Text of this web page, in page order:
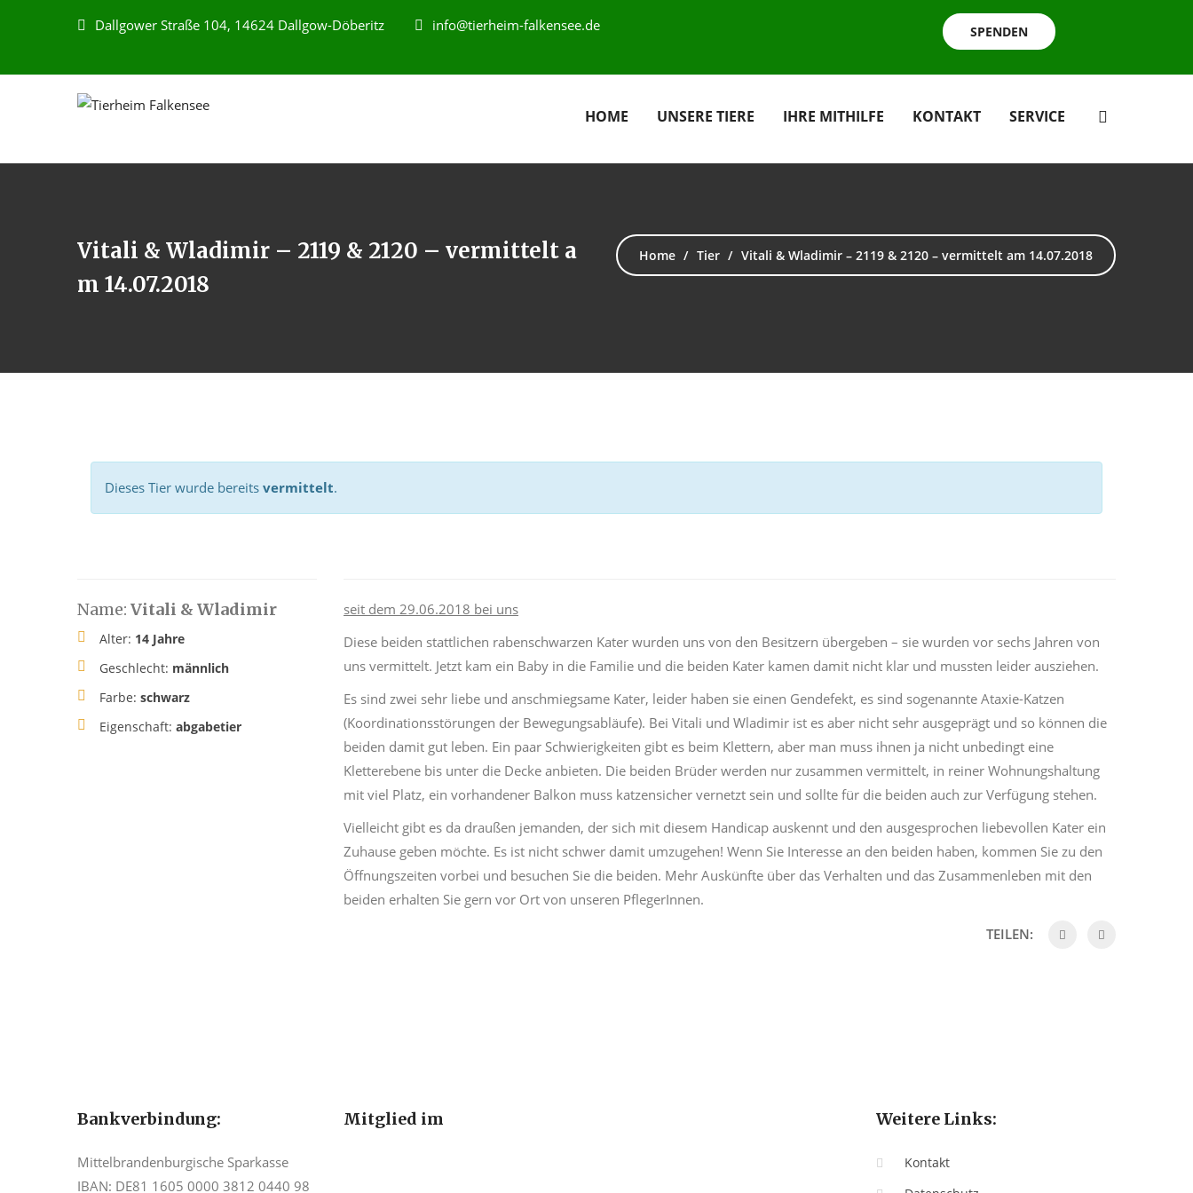
Dallgower Straße 104, 14624 Dallgow-Döberitz info@tierheim-falkensee.de SPENDEN
HOME UNSERE TIERE IHRE MITHILFE KONTAKT SERVICE
Vitali & Wladimir – 2119 & 2120 – vermittelt a
m 14.07.2018
Home Tier Vitali & Wladimir – 2119 & 2120 – vermittelt am 14.07.2018
Dieses Tier wurde bereits vermittelt.
Name: Vitali & Wladimir
Alter: 14 Jahre
Geschlecht: männlich
Farbe: schwarz
Eigenschaft: abgabetier
seit dem 29.06.2018 bei uns
Diese beiden stattlichen rabenschwarzen Kater wurden uns von den Besitzern übergeben – sie wurden vor sechs Jahren von
uns vermittelt. Jetzt kam ein Baby in die Familie und die beiden Kater kamen damit nicht klar und mussten leider ausziehen.
Es sind zwei sehr liebe und anschmiegsame Kater, leider haben sie einen Gendefekt, es sind sogenannte Ataxie-Katzen
(Koordinationsstörungen der Bewegungsabläufe). Bei Vitali und Wladimir ist es aber nicht sehr ausgeprägt und so können die
beiden damit gut leben. Ein paar Schwierigkeiten gibt es beim Klettern, aber man muss ihnen ja nicht unbedingt eine
Kletterebene bis unter die Decke anbieten. Die beiden Brüder werden nur zusammen vermittelt, in reiner Wohnungshaltung
mit viel Platz, ein vorhandener Balkon muss katzensicher vernetzt sein und sollte für die beiden auch zur Verfügung stehen.
Vielleicht gibt es da draußen jemanden, der sich mit diesem Handicap auskennt und den ausgesprochen liebevollen Kater ein
Zuhause geben möchte. Es ist nicht schwer damit umzugehen! Wenn Sie Interesse an den beiden haben, kommen Sie zu den
Öffnungszeiten vorbei und besuchen Sie die beiden. Mehr Auskünfte über das Verhalten und das Zusammenleben mit den
beiden erhalten Sie gern vor Ort von unseren PflegerInnen.
TEILEN:
Bankverbindung:
Mittelbrandenburgische Sparkasse
IBAN: DE81 1605 0000 3812 0440 98
Mitglied im Weitere Links:
Kontakt